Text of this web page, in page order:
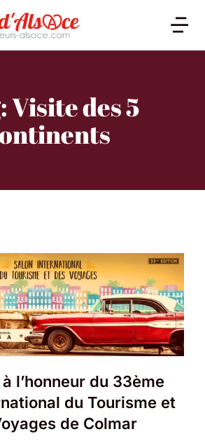
Visite des 5
l’honneur du 33ème
du Tourisme et
de Colmar